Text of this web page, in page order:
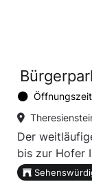
Der
bis zur Hofer